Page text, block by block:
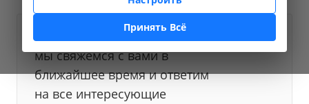
Оформите заявку на сайте,
мы свяжемся с вами в
ближайшее время и ответим
на все интересующие
4000 ₽
Принять Всё